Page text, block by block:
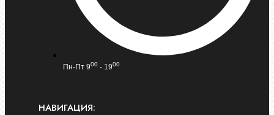
Пн-Пт 900 - 1900
НАВИГАЦИЯ: